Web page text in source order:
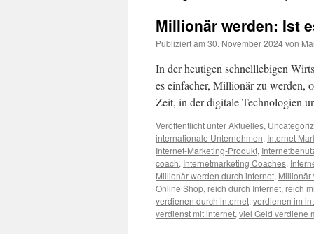
Millionär werden: Ist
Publiziert am 30. November 2024von
In der heutigen schnelllebigen
es einfacher, Millionär zu werden,
Zeit, in der digitale Technologien
Veröffentlicht unterAktuelles,
internationale Unternehmen, Internet
Internet-Marketing-Produkt,
coach, Internetmarketing Coaches,
Millionär werden durch internet, Millionär
Online Shop, reich durch Internet, reich
verdienen durch internet, verdienen im
verdienst mit internet, viel Geld verdiene